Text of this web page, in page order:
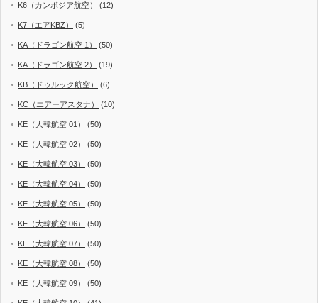
K6（カンボジア航空） (12)
K7（エアKBZ） (5)
KA（ドラゴン航空 1） (50)
KA（ドラゴン航空 2） (19)
KB（ドゥルック航空） (6)
KC（エアーアスタナ） (10)
KE（大韓航空 01） (50)
KE（大韓航空 02） (50)
KE（大韓航空 03） (50)
KE（大韓航空 04） (50)
KE（大韓航空 05） (50)
KE（大韓航空 06） (50)
KE（大韓航空 07） (50)
KE（大韓航空 08） (50)
KE（大韓航空 09） (50)